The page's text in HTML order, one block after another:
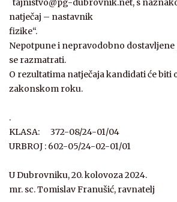
natječaj – nastavnik
fizike“.
Nepotpune i nepravodobno dostavljene
se razmatrati.
O rezultatima natječaja kandidati će biti
zakonskom roku.
.
KLASA: 372-08/24-01/04
URBROJ : 602-05/24-02-01/01
U Dubrovniku, 20. kolovoza 2024.
mr. sc. Tomislav Franušić, ravnatelj